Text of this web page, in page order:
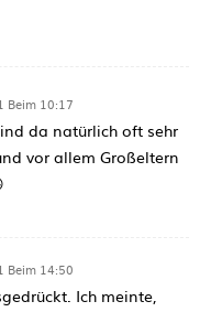
Beim 10:17
da natürlich oft sehr
vor allem Großeltern
Beim 14:50
Ich meinte,